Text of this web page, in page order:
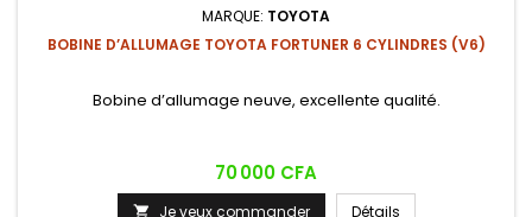
MARQUE: TOYOTA
BOBINE D’ALLUMAGE TOYOTA FORTUNER 6 CYLINDRES (V6)
Bobine d’allumage neuve, excellente qualité.
Prix
70 000 CFA
 Je veux commander Détails